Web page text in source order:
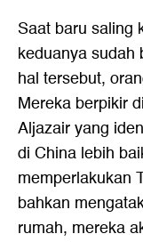
Saat baru saling
keduanya sudah
hal tersebut,
Mereka berpikir
Aljazair yang
di China lebih
memperlakukan
bahkan
rumah, mereka